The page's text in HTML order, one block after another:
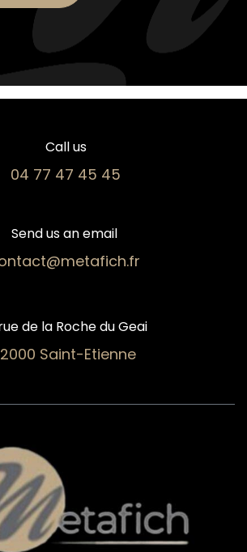
Call us
04 77 47 45 45​
Send us an email
de la Roche du Geai
Saint-Etienne